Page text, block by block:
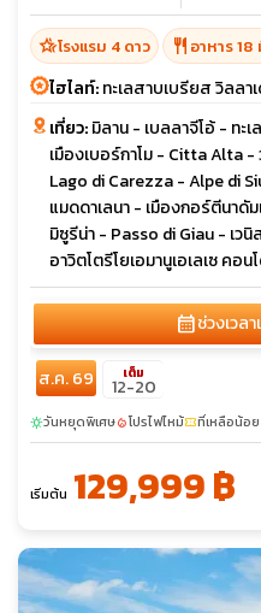
hotel_classโรงแรม 4 ดาว restaurant อาหาร
ไฮไลท์:ทะเลสาบเบรียส วิลลา
เที่ยว:มิลาน - เบลลาจีโอ้ - ทะ
เมืองเบอร์กาโม - Citta Alta -
Lago di Carezza - Alpe di
แมดดาเลนา - เมืองกอร์ตีนาดั
มิซูรีน่า - Passo di Giau - เว
อาวิตโตรีโยเอมานูเอเลเซ คอน
calendar_monthช่วงเวล
ส.ค. 69 เต็ม
12-20
sunnyวันหยุดพิเศษlocal_fire_departmentโปรไฟไหม้confirmation_numberที่เหลือน้อย
เริ่มต้น 129,999 ฿